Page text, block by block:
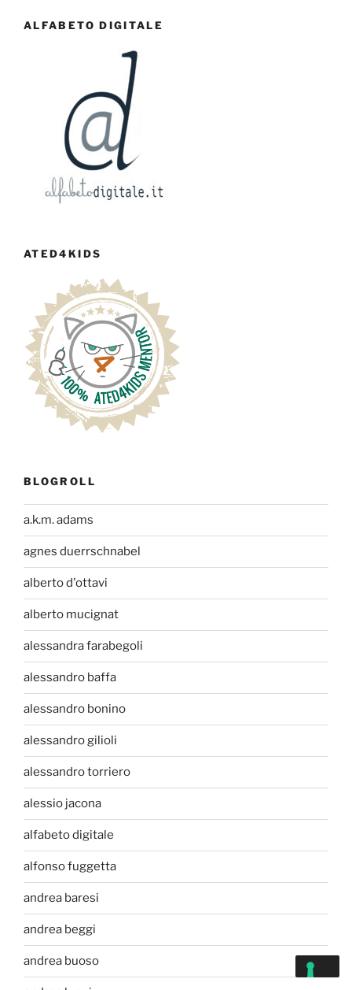
ALFABETO DIGITALE
ATED4KIDS
BLOGROLL
a.k.m. adams
agnes duerrschnabel
alberto d'ottavi
alberto mucignat
alessandra farabegoli
alessandro baffa
alessandro bonino
alessandro gilioli
alessandro torriero
alessio jacona
alfabeto digitale
alfonso fuggetta
andrea baresi
andrea beggi
andrea buoso